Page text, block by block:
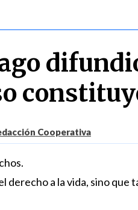
Cooperativa
a la vida, sino que